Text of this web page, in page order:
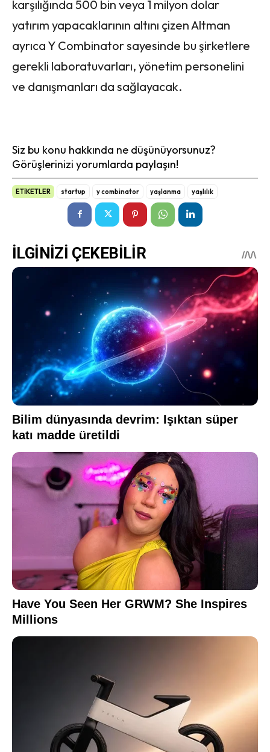
karşılığında 500 bin veya 1 milyon dolar
yatırım yapacaklarının altını çizen Altman
ayrıca Y Combinator sayesinde bu şirketlere
gerekli laboratuvarları, yönetim personelini
ve danışmanları da sağlayacak.
Siz bu konu hakkında ne düşünüyorsunuz?
Görüşlerinizi yorumlarda paylaşın!
ETİKETLER startup y combinator yaşlanma yaşlılık